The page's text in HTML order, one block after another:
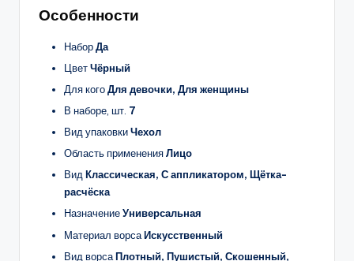
Особенности
НаборДа
ЦветЧёрный
Для когоДля девочки, Для женщины
В наборе, шт. 7
Вид упаковкиЧехол
Область примененияЛицо
ВидКлассическая, С аппликатором, Щётка-
расчёска
НазначениеУниверсальная
Материал ворсаИскусственный
Вид ворсаПлотный, Пушистый, Скошенный,